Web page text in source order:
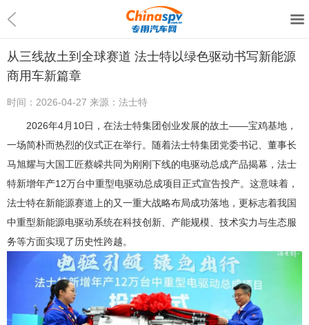
从三线故土到全球赛道 法士特以绿色驱动书写新能源
商用车新篇章
时间： 2026-04-27 来源： 法士特
2026年4月10日，在法士特集团创业发展的故土——宝鸡基地，
一场简朴而热烈的仪式正在举行。随着法士特集团党委书记、董事长
马旭耀与大国工匠蔡嵘共同为刚刚下线的电驱动总成产品揭幕，法士
特新增年产12万台中重型电驱动总成项目正式宣告投产。这意味着，
法士特在新能源赛道上的又一重大战略布局成功落地，更标志着我国
中重型新能源电驱动系统在科技创新、产能规模、技术实力与生态服
务等方面实现了历史性跨越。